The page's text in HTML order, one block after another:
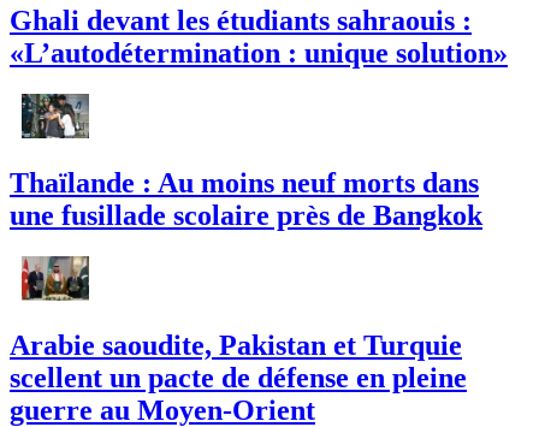
Ghali devant les étudiants sahraouis :
«L’autodétermination : unique solution»
Thaïlande : Au moins neuf morts dans
une fusillade scolaire près de Bangkok
Arabie saoudite, Pakistan et Turquie
scellent un pacte de défense en pleine
guerre au Moyen-Orient